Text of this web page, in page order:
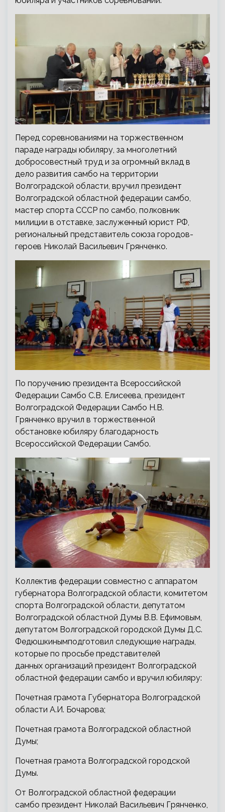
Перед соревнованиями на торжественном
параде награды юбиляру, за многолетний
добросовестный труд и за огромный вклад в
дело развития самбо на территории
Волгоградской области, вручил президент
Волгоградской областной федерации самбо,
мастер спорта СССР по самбо, полковник
милиции в отставке, заслуженный юрист РФ,
региональный представитель союза городов-
героев Николай Васильевич Грянченко.
По поручению президента Всероссийской
Федерации Самбо С.В. Елисеева, президент
Волгоградской Федерации Самбо Н.В.
Грянченко вручил в торжественной
обстановке юбиляру благодарность
Всероссийской Федерации Самбо.
Коллектив федерации совместно с аппаратом
губернатора Волгоградской области, комитетом
спорта Волгоградской области, депутатом
Волгоградской областной Думы В.В. Ефимовым,
депутатом Волгоградской городской Думы Д.С.
Федюшкинымподготовил следующие награды,
которые по просьбе представителей
данных организаций президент Волгоградской
областной федерации самбо и вручил юбиляру:
Почетная грамота Губернатора Волгоградской
области А.И. Бочарова;
Почетная грамота Волгоградской областной
Думы;
Почетная грамота Волгоградской городской
Думы.
От Волгоградской областной федерации
самбо президент Николай Васильевич Грянченко,